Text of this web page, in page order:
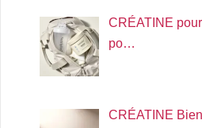
CRÉATINE
po…
CRÉATINE